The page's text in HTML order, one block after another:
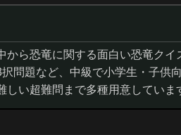
から恐竜に関する面白い恐竜ク
問題など、中級で小学生・子供
しい超難問まで多種用意していま
,アロサウルス,モササ...